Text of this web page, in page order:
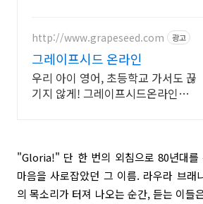
http://www.grapeseed.com 광고
그레이프시드 온라인
우리 아이 영어, 초등학교 가서도 끊
기지 않게! 그레이프시드온라인해
"Gloria!" 단 한 번의 외침으로 80년대를
마음을 사로잡았던 그 이름. 라우라 브
의 목소리가 터져 나오는 순간, 듣는 이들